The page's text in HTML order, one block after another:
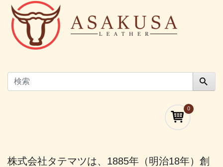
0
株式会社タテマツは、1885年（明治18年）創